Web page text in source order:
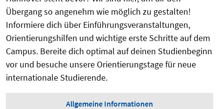
Übergang so angenehm wie möglich zu gestalten!
Informiere dich über Einführungsveranstaltungen,
Orientierungshilfen und wichtige erste Schritte auf dem
Campus. Bereite dich optimal auf deinen Studienbeginn
vor und besuche unsere Orientierungstage für neue
internationale Studierende.
Allgemeine Informationen